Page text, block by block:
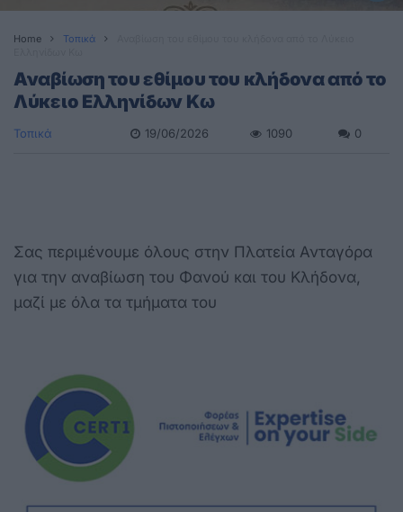
Home Τοπικά
Αναβίωση του εθίμου του κλήδονα από το
Λύκειο Ελληνίδων Κω
Τοπικά 19/06/2026 1090 0
Σας περιμένουμε όλους στην Πλατεία Ανταγόρα
για την αναβίωση του Φανού και του Κλήδονα,
μαζί με όλα τα τμήματα του